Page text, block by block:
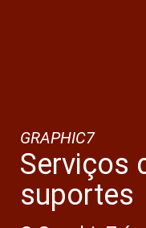
GRAPHIC7
Serviços
suportes